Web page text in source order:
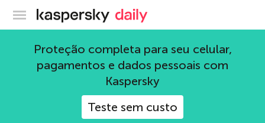
Blog oficial da Kaspersky
Proteção completa para seu celular,
pagamentos e dados pessoais com
Kaspersky
Teste sem custo